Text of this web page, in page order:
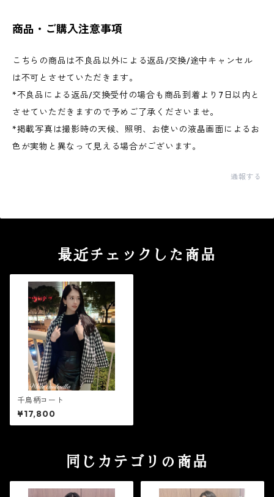
商品・ご購入注意事項
こちらの商品は不良品以外による返品/交換/途中キャンセル
は不可とさせていただきます。
*不良品による返品/交換受付の場合も商品到着より7日以内と
させていただきますので予めご了承くださいませ。
*掲載写真は撮影時の天候、照明、お使いの液晶画面によるお
色が実物と異なって見える場合がございます。
通報する
最近チェックした商品
千鳥柄コート
¥17,800
同じカテゴリの商品